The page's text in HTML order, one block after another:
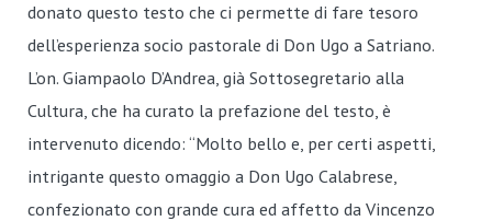
donato questo testo che ci permette di fare tesoro
dell’esperienza socio pastorale di Don Ugo a Satriano.
L’on. Giampaolo D’Andrea, già Sottosegretario alla
Cultura, che ha curato la prefazione del testo, è
intervenuto dicendo: “Molto bello e, per certi aspetti,
intrigante questo omaggio a Don Ugo Calabrese,
confezionato con grande cura ed affetto da Vincenzo